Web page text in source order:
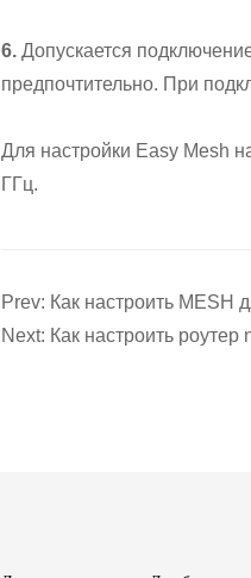
6.Допускается
предпочтительно. При
Для настройки Easy Mesh
ГГц.
Prev: Как настроить MESH
Next: Как настроить